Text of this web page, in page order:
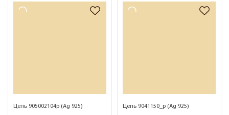
Цепь 905002104р (Ag 925) Цепь 9041150_р (Ag 925)